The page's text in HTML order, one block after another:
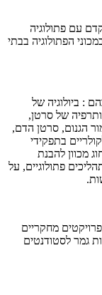
עם פתולוגיה
הפתולוגיה בבתי
: ביולוגיה של
של סרטן,
הגנום, סרטן הדם,
בתפקידי
מכוון להבנת
פתולוגיים, על
פרויקטים מחקריים
גמר לסטודנטים